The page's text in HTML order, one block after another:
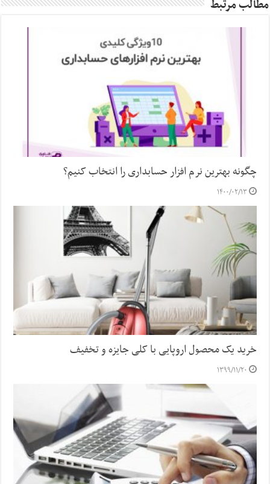
مطالب مرتبط
چگونه بهترین نرم افزار حسابداری را انتخاب کنیم؟
۱۴۰۰/۰۲/۱۳
خرید یک محصول اروپایی با کلی جایزه و تخفیف
۱۳۹۹/۱۱/۲۰